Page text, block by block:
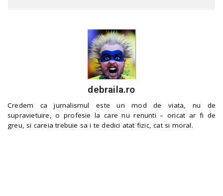
debraila.ro
Credem ca jurnalismul este un mod de viata, nu de
supravietuire, o profesie la care nu renunti – oricat ar fi de
greu, si careia trebuie sa i te dedici atat fizic, cat si moral.